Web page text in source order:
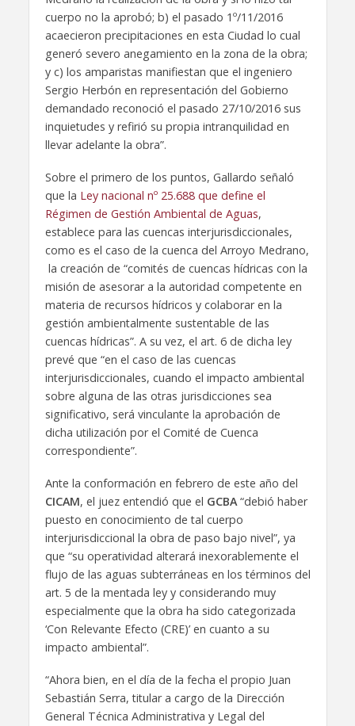
cuerpo no la aprobó; b) el pasado 1º/11/2016
acaecieron precipitaciones en esta Ciudad lo cual
generó severo anegamiento en la zona de la obra;
y c) los amparistas manifiestan que el ingeniero
Sergio Herbón en representación del Gobierno
demandado reconoció el pasado 27/10/2016 sus
inquietudes y refirió su propia intranquilidad en
llevar adelante la obra”.
Sobre el primero de los puntos, Gallardo señaló
que la Ley nacional nº 25.688 que define el
Régimen de Gestión Ambiental de Aguas,
establece para las cuencas interjurisdiccionales,
como es el caso de la cuenca del Arroyo Medrano,
la creación de “comités de cuencas hídricas con la
misión de asesorar a la autoridad competente en
materia de recursos hídricos y colaborar en la
gestión ambientalmente sustentable de las
cuencas hídricas”. A su vez, el art. 6 de dicha ley
prevé que “en el caso de las cuencas
interjurisdiccionales, cuando el impacto ambiental
sobre alguna de las otras jurisdicciones sea
significativo, será vinculante la aprobación de
dicha utilización por el Comité de Cuenca
correspondiente”.
Ante la conformación en febrero de este año del
CICAM, el juez entendió que el GCBA“debió haber
puesto en conocimiento de tal cuerpo
interjurisdiccional la obra de paso bajo nivel”, ya
que “su operatividad alterará inexorablemente el
flujo de las aguas subterráneas en los términos del
art. 5 de la mentada ley y considerando muy
especialmente que la obra ha sido categorizada
‘Con Relevante Efecto (CRE)’ en cuanto a su
impacto ambiental”.
“Ahora bien, en el día de la fecha el propio Juan
Sebastián Serra, titular a cargo de la Dirección
General Técnica Administrativa y Legal del